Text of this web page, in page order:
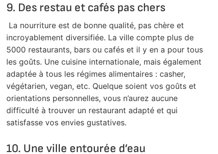
9. Des restau et cafés pas chers
La nourriture est de bonne qualité, pas chère et
incroyablement diversifiée. La ville compte plus de
5000 restaurants, bars ou cafés et il y en a pour tous
les goûts. Une cuisine internationale, mais également
adaptée à tous les régimes alimentaires : casher,
végétarien, vegan, etc. Quelque soient vos goûts et
orientations personnelles, vous n’aurez aucune
difficulté à trouver un restaurant adapté et qui
satisfasse vos envies gustatives.
10. Une ville entourée d’eau